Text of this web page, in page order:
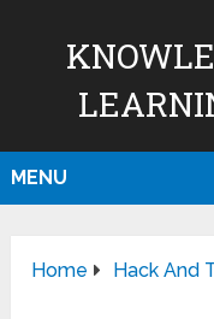
MENU
Home Hack And